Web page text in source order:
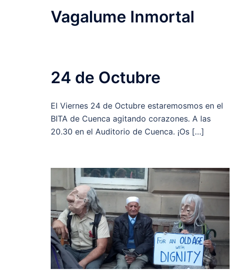
Vagalume Inmortal
24 de Octubre
El Viernes 24 de Octubre estaremosmos en el
BITA de Cuenca agitando corazones. A las
20.30 en el Auditorio de Cuenca. ¡Os […]